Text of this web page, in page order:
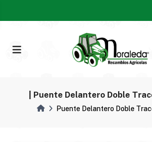
| Puente Delantero Doble
Puente Delantero Doble